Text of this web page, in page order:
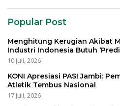
Popular Post
Menghitung Kerugian Akibat
Industri Indonesia Butuh
10 Juli, 2026
KONI Apresiasi PASI Jambi:
Atletik Tembus Nasional
17 Juli, 2026